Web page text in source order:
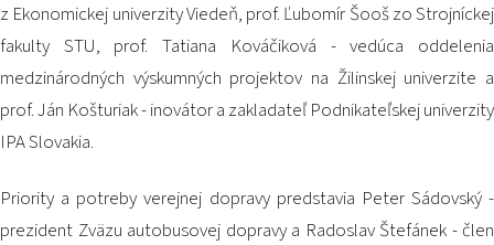
z Ekonomickej univerzity Viedeň, prof. Ľubomír Šooš zo Strojníckej
fakulty STU, prof. Tatiana Kováčiková - vedúca oddelenia
medzinárodných výskumných projektov na Žilinskej univerzite a
prof. Ján Košturiak - inovátor a zakladateľ Podnikateľskej univerzity
IPA Slovakia.
Priority a potreby verejnej dopravy predstavia Peter Sádovský -
prezident Zväzu autobusovej dopravy a Radoslav Štefánek - člen